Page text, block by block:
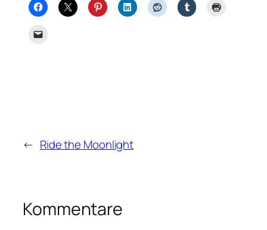
← Ride the Moonlight
Kommentare